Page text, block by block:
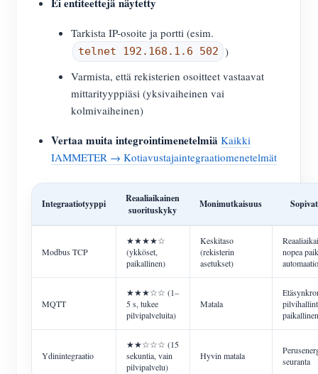
Tarkista IP-osoite ja portti (esim.
telnet 192.168.1.6 502 )
Varmista, että rekisterien osoitteet vastaavat
mittarityyppiäsi (yksivaiheinen vai
kolmivaiheinen)
Vertaa muita integrointimenetelmiä Kaikki
IAMMETER → Kotiavustajaintegraatiomenetelmät
Integraatiotyyppi
Reaaliaikainen
suorituskyky
Monimutkaisuus
Modbus TCP
★★★★☆
(ykköset,
paikallinen)
Keskitaso
(rekisterin
asetukset)
nopea
automaatio
MQTT
★★★☆☆ (1–
5 s, tukee
pilvipalveluita)
Matala
Ydinintegraatio
★★☆☆☆ (15
sekuntia, vain
pilvipalvelu)
Hyvin matala
seuranta